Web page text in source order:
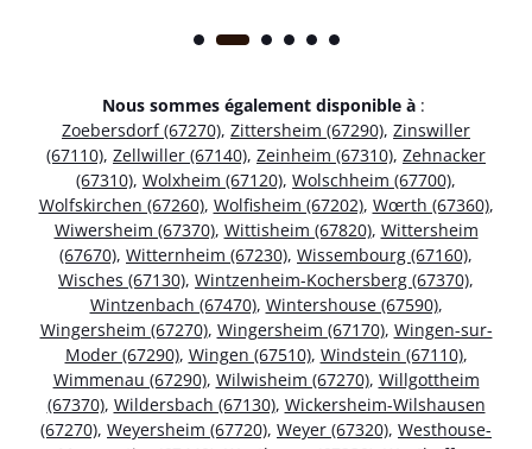
Nous sommes également disponible à :
Zoebersdorf (67270), Zittersheim (67290), Zinswiller
(67110), Zellwiller (67140), Zeinheim (67310), Zehnacker
(67310), Wolxheim (67120), Wolschheim (67700),
Wolfskirchen (67260), Wolfisheim (67202), Wœrth (67360),
Wiwersheim (67370), Wittisheim (67820), Wittersheim
(67670), Witternheim (67230), Wissembourg (67160),
Wisches (67130), Wintzenheim-Kochersberg (67370),
Wintzenbach (67470), Wintershouse (67590),
Wingersheim (67270), Wingersheim (67170), Wingen-sur-
Moder (67290), Wingen (67510), Windstein (67110),
Wimmenau (67290), Wilwisheim (67270), Willgottheim
(67370), Wildersbach (67130), Wickersheim-Wilshausen
(67270), Weyersheim (67720), Weyer (67320), Westhouse-